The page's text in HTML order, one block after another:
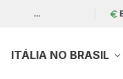
…
ITÁLIA NO BRASIL